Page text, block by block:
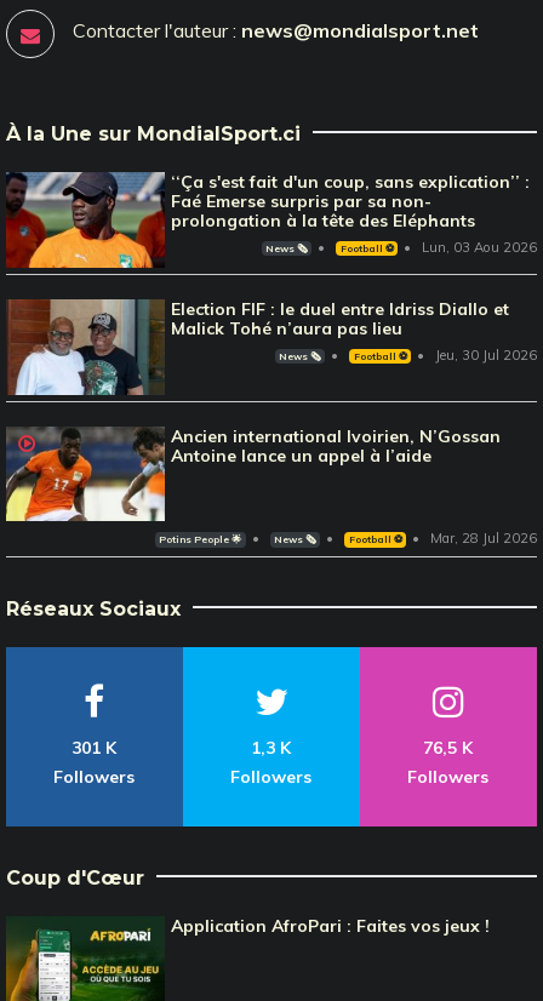
Contacter l'auteur : news@mondialsport.net
À la Une sur MondialSport.ci
‘‘Ça s'est fait d'un coup, sans explication’’ :
Faé Emerse surpris par sa non-
prolongation à la tête des Eléphants
News 🗞️ Football ⚽️ Lun, 03 Aou 2026
Election FIF : le duel entre Idriss Diallo et
Malick Tohé n’aura pas lieu
News 🗞️ Football ⚽️ Jeu, 30 Jul 2026
Ancien international Ivoirien, N’Gossan
Antoine lance un appel à l’aide
Potins People 🌟 News 🗞️ Football ⚽️ Mar, 28 Jul 2026
Réseaux Sociaux
301 K
Followers
1,3 K
Followers
76,5 K
Followers
Coup d'Cœur
Application AfroPari : Faites vos jeux !